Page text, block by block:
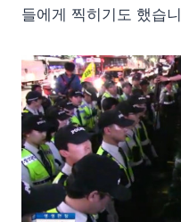
들에게 찍히기도 했습